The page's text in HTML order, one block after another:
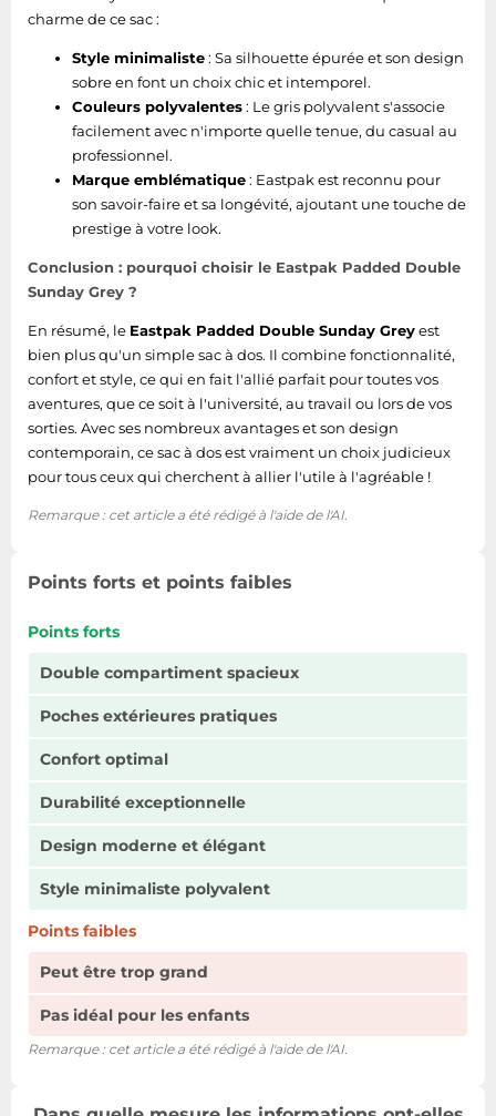
charme de ce sac :
Style minimaliste: Sa silhouette épurée et son design
sobre en font un choix chic et intemporel.
Couleurs polyvalentes: Le gris polyvalent s'associe
facilement avec n'importe quelle tenue, du casual au
professionnel.
Marque emblématique: Eastpak est reconnu pour
son savoir-faire et sa longévité, ajoutant une touche de
prestige à votre look.
Conclusion : pourquoi choisir le Eastpak Padded Double
Sunday Grey ?
En résumé, le Eastpak Padded Double Sunday Greyest
bien plus qu'un simple sac à dos. Il combine fonctionnalité,
confort et style, ce qui en fait l'allié parfait pour toutes vos
aventures, que ce soit à l'université, au travail ou lors de vos
sorties. Avec ses nombreux avantages et son design
contemporain, ce sac à dos est vraiment un choix judicieux
pour tous ceux qui cherchent à allier l'utile à l'agréable !
Remarque : cet article a été rédigé à l'aide de l'AI.
Points forts et points faibles
Points forts
Double compartiment spacieux
Poches extérieures pratiques
Confort optimal
Durabilité exceptionnelle
Design moderne et élégant
Style minimaliste polyvalent
Points faibles
Peut être trop grand
Pas idéal pour les enfants
Remarque : cet article a été rédigé à l'aide de l'AI.